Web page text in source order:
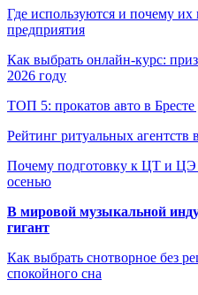
Где используются и почему
предприятия
Как выбрать онлайн-курс:
2026 году
ТОП 5: прокатов авто в Бресте
Рейтинг ритуальных агентств
Почему подготовку к ЦТ и ЦЭ
осенью
В мировой музыкальной
гигант
Как выбрать снотворное без
спокойного сна